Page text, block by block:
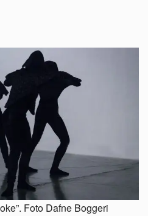
Foto Dafne Boggeri